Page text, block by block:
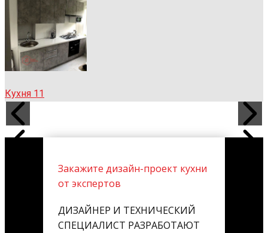
Кухня 11
Закажите дизайн-проект кухни
от экспертов
ДИЗАЙНЕР И ТЕХНИЧЕСКИЙ
СПЕЦИАЛИСТ РАЗРАБОТАЮТ